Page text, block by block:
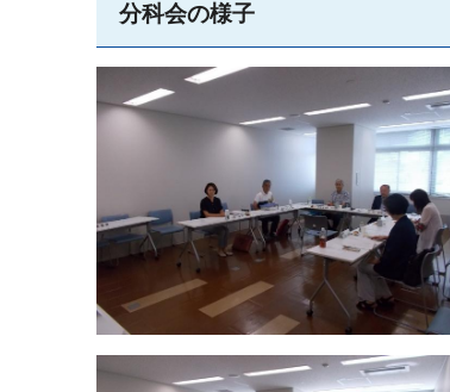
分科会の様子